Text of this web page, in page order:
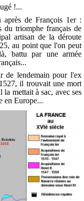
!...
après de François 1er :
du triomphe français de
artisan de la déroute
au point que l'on peut
battu par une armée
de lendemain pour l'ex
il trouvait une mort
mettait à sac, avec ses
en Europe...